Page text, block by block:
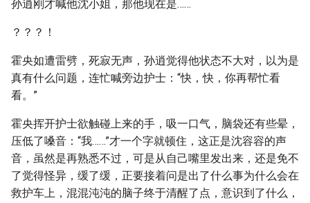
孙逍刚才喊他沈小姐，那他现在是……
？？？！
霍央如遭雷劈，死寂无声，孙逍觉得他状态不大对，以为是
真有什么问题，连忙喊旁边护士：“快，快，你再帮忙看
看。”
霍央挥开护士欲触碰上来的手，吸一口气，脑袋还有些晕，
压低了嗓音：“我……”才一个字就顿住，这正是沈容容的声
音，虽然是再熟悉不过，可是从自己嘴里发出来，还是免不
了觉得怪异，缓了缓，正要接着问是出了什么事为什么会在
救护车上，混混沌沌的脑子终于清醒了点，意识到了什么，